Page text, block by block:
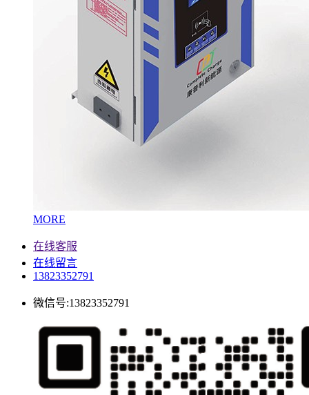
MORE
在线客服
在线留言
13823352791
微信号:13823352791